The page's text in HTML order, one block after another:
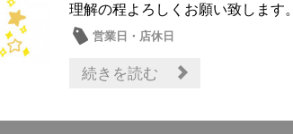
理解の程よろしくお願い致します。
営業日・店休日
続きを読む